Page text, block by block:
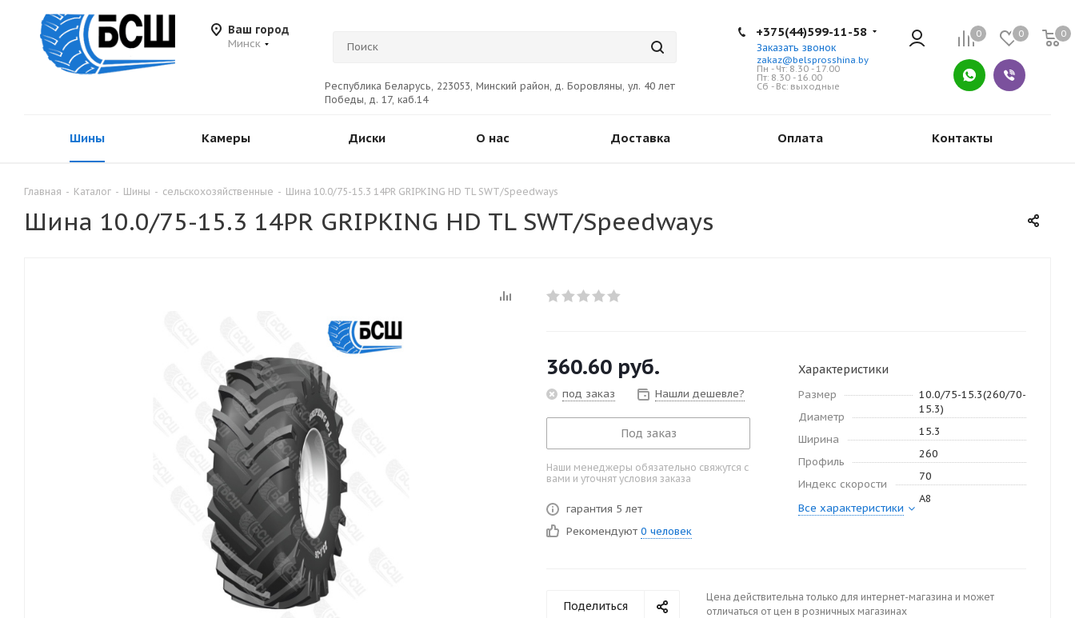
Ваш город
Минск
Республика Беларусь, 223053, Минский район, д. Боровляны, ул. 40 лет
Победы, д. 17, каб.14
0 0 0
+375(44)599-11-58
Заказать звонок
zakaz@belsprosshina.by
Пн - Чт: 8.30 - 17.00
Пт: 8.30 - 16.00
Сб - Вс: выходные
Шины Камеры Диски О нас Доставка Оплата Контакты
Главная - Каталог - Шины - сельскохозяйственные - Шина 10.0/75-15.3 14PR GRIPKING HD TL SWT/Speedways
Шина 10.0/75-15.3 14PR GRIPKING HD TL SWT/Speedways
360.60 руб.
под заказ Нашли дешевле?
Под заказ
Наши менеджеры обязательно свяжутся с
вами и уточнят условия заказа
гарантия 5 лет
Рекомендуют 0 человек
Характеристики
Размер
10.0/75-15.3(260/70-
15.3)
Диаметр
15.3
Ширина
260
Профиль
70
Индекс скорости
A8
Все характеристики
Поделиться
Цена действительна только для интернет-магазина и может
отличаться от цен в розничных магазинах